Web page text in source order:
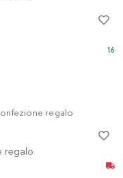
16
regalo